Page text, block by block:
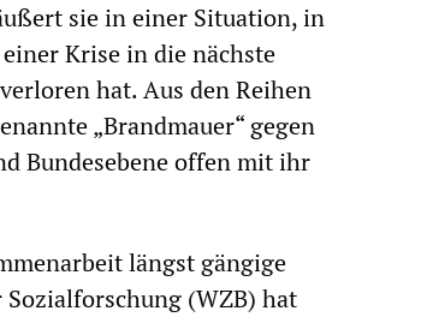
sie in einer Situation, in
Krise in die nächste
hat. Aus den Reihen
„Brandmauer“ gegen
Bundesebene offen mit ihr
längst gängige
(WZB) hat